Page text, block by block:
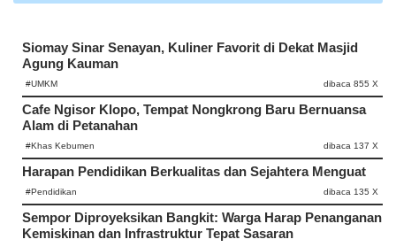
Siomay Sinar Senayan, Kuliner Favorit di Dekat Masjid
Agung Kauman
#UMKM dibaca 855 X
Cafe Ngisor Klopo, Tempat Nongkrong Baru Bernuansa
Alam di Petanahan
#Khas Kebumen dibaca 137 X
Harapan Pendidikan Berkualitas dan Sejahtera Menguat
#Pendidikan dibaca 135 X
Sempor Diproyeksikan Bangkit: Warga Harap Penanganan
Kemiskinan dan Infrastruktur Tepat Sasaran